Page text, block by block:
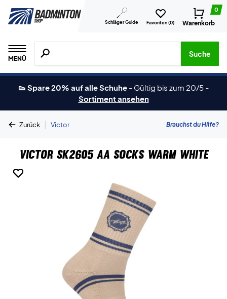
Schläger Guide Favoriten (0)
0
Warenkorb
MENÜ
Suche nach Produkten, Marken usw.
Suche
👟 Spare 20% auf alle Schuhe - Gültig bis zum 20/5 -
Sortiment ansehen
Zurück | Victor Brauchst du Hilfe?
Victor SK2605 AA Socks Warm White